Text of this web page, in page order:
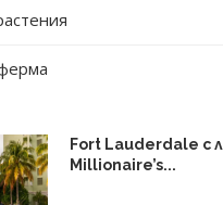
Fort Lauderdale с
Millionaire’s...